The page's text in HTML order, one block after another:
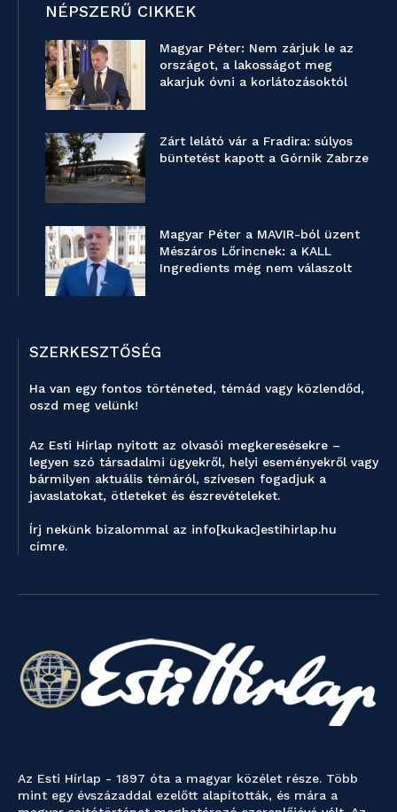
NÉPSZERŰ CIKKEK
Magyar Péter: Nem zárjuk le az
országot, a lakosságot meg
akarjuk óvni a korlátozásoktól
Zárt lelátó vár a Fradira: súlyos
büntetést kapott a Górnik Zabrze
Magyar Péter a MAVIR-ból üzent
Mészáros Lőrincnek: a KALL
Ingredients még nem válaszolt
SZERKESZTŐSÉG
Ha van egy fontos történeted, témád vagy közlendőd,
oszd meg velünk!
Az Esti Hírlap nyitott az olvasói megkeresésekre –
legyen szó társadalmi ügyekről, helyi eseményekről vagy
bármilyen aktuális témáról, szívesen fogadjuk a
javaslatokat, ötleteket és észrevételeket.
Írj nekünk bizalommal az info[kukac]estihirlap.hu
címre.
Az Esti Hírlap - 1897 óta a magyar közélet része. Több
mint egy évszázaddal ezelőtt alapították, és mára a